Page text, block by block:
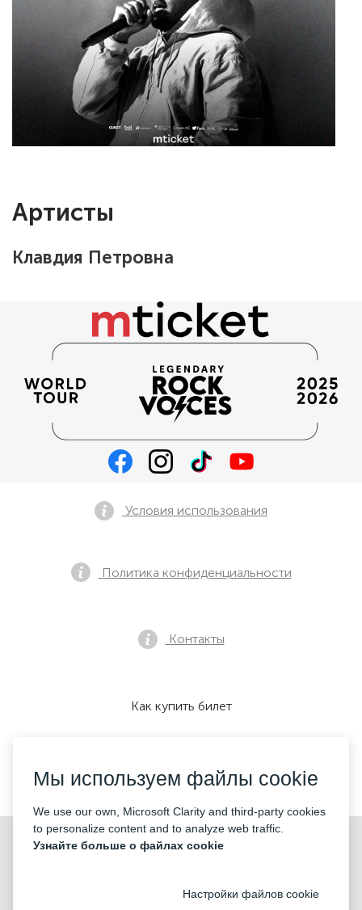
Артисты
Клавдия Петровна
©2026 «Mticket Sp. z o.o.» Все права защищены
Условия использования
Политика конфиденциальности
Контакты
Как купить билет
Мы принимаем:
Мы используем файлы cookie
We use our own, Microsoft Clarity and third-party cookies
to personalize content and to analyze web traffic.
Узнайте больше о файлах cookie
Настройки файлов cookie